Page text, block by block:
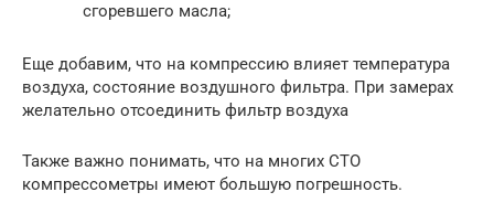
сгоревшего масла;
Еще добавим, что на компрессию влияет температура
воздуха, состояние воздушного фильтра. При замерах
желательно отсоединить фильтр воздуха
Также важно понимать, что на многих СТО
компрессометры имеют большую погрешность.